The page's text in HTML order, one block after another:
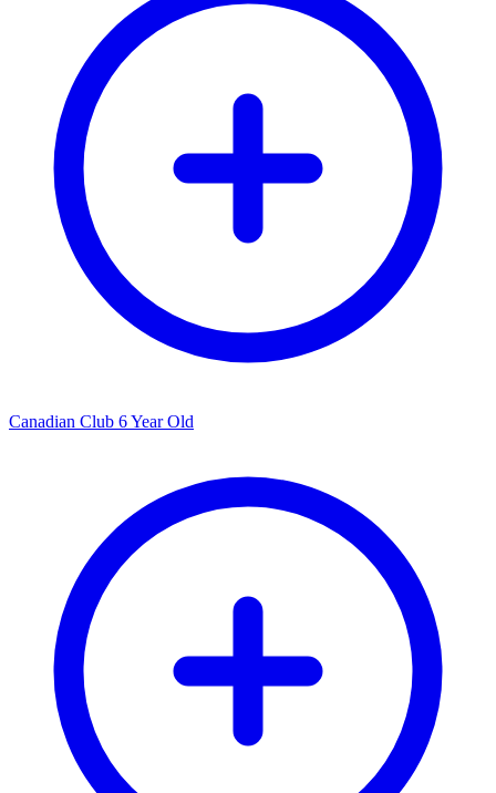
Canadian Club 6 Year Old